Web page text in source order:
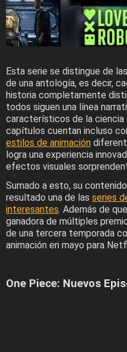
Esta serie se distingue de
de una antología, es decir,
historia completamente
todos siguen una línea
característicos de la ciencia
capítulos cuentan incluso
estilos de animación
logra una experiencia
efectos visuales
Sumado a esto, su
resultado una de las series
interesantes. Además de
ganadora de múltiples
de una tercera temporada
animación en mayo para
One Piece: Nuevos